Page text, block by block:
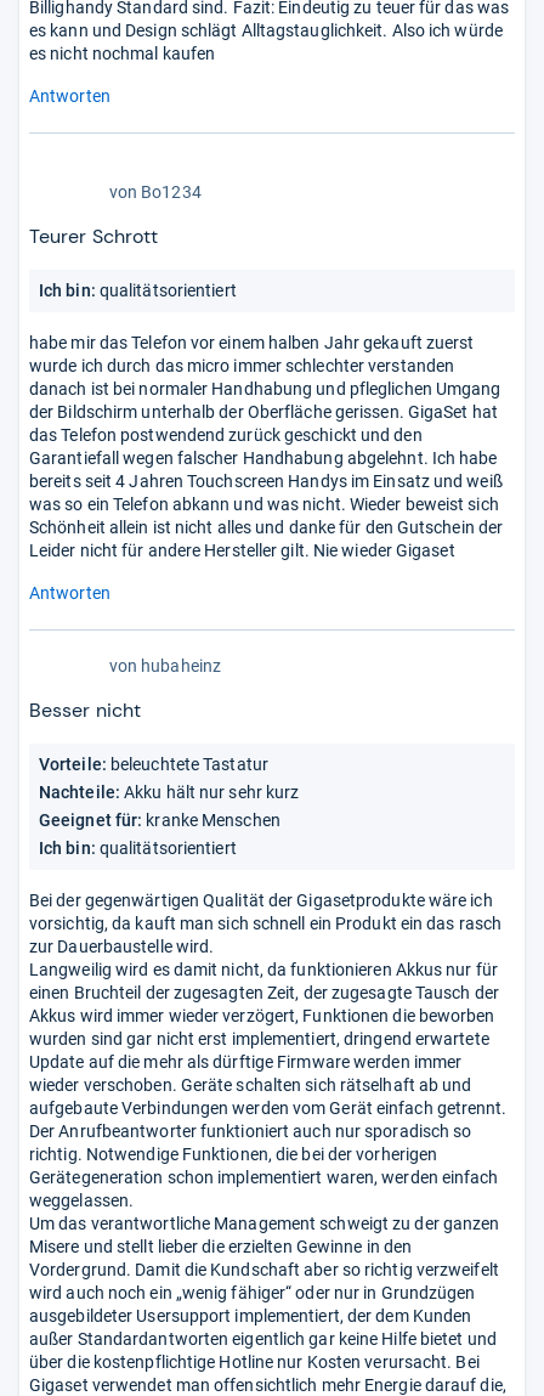
Billighandy Standard sind. Fazit: Eindeutig zu teuer für das was
es kann und Design schlägt Alltagstauglichkeit. Also ich würde
es nicht nochmal kaufen
Antworten
5
von Bo1234
Teurer Schrott
Ich bin: qualitätsorientiert
habe mir das Telefon vor einem halben Jahr gekauft zuerst
wurde ich durch das micro immer schlechter verstanden
danach ist bei normaler Handhabung und pfleglichen Umgang
der Bildschirm unterhalb der Oberfläche gerissen. GigaSet hat
das Telefon postwendend zurück geschickt und den
Garantiefall wegen falscher Handhabung abgelehnt. Ich habe
bereits seit 4 Jahren Touchscreen Handys im Einsatz und weiß
was so ein Telefon abkann und was nicht. Wieder beweist sich
Schönheit allein ist nicht alles und danke für den Gutschein der
Leider nicht für andere Hersteller gilt. Nie wieder Gigaset
Antworten
von hubaheinz
Besser nicht
Vorteile: beleuchtete Tastatur
Nachteile: Akku hält nur sehr kurz
Geeignet für: kranke Menschen
Ich bin: qualitätsorientiert
Bei der gegenwärtigen Qualität der Gigasetprodukte wäre ich
vorsichtig, da kauft man sich schnell ein Produkt ein das rasch
zur Dauerbaustelle wird.
Langweilig wird es damit nicht, da funktionieren Akkus nur für
einen Bruchteil der zugesagten Zeit, der zugesagte Tausch der
Akkus wird immer wieder verzögert, Funktionen die beworben
wurden sind gar nicht erst implementiert, dringend erwartete
Update auf die mehr als dürftige Firmware werden immer
wieder verschoben. Geräte schalten sich rätselhaft ab und
aufgebaute Verbindungen werden vom Gerät einfach getrennt.
Der Anrufbeantworter funktioniert auch nur sporadisch so
richtig. Notwendige Funktionen, die bei der vorherigen
Gerätegeneration schon implementiert waren, werden einfach
weggelassen.
Um das verantwortliche Management schweigt zu der ganzen
Misere und stellt lieber die erzielten Gewinne in den
Vordergrund. Damit die Kundschaft aber so richtig verzweifelt
wird auch noch ein „wenig fähiger“ oder nur in Grundzügen
ausgebildeter Usersupport implementiert, der dem Kunden
außer Standardantworten eigentlich gar keine Hilfe bietet und
über die kostenpflichtige Hotline nur Kosten verursacht. Bei
Gigaset verwendet man offensichtlich mehr Energie darauf die,